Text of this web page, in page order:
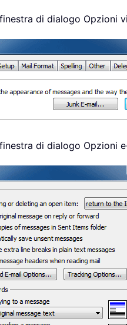
di dialogo Opzioni
di dialogo Opzioni